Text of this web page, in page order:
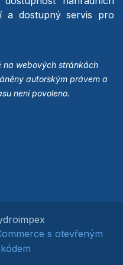
a dostupný servis pro
na webových stránkách
autorským právem a
není povoleno.
s otevřeným